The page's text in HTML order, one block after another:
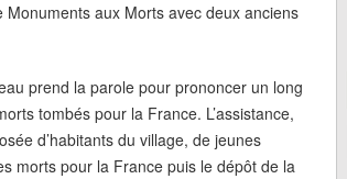
aux Morts avec deux anciens
prend la parole pour prononcer un long
tombés pour la France. L’assistance,
d’habitants du village, de jeunes
morts pour la France puis le dépôt de la